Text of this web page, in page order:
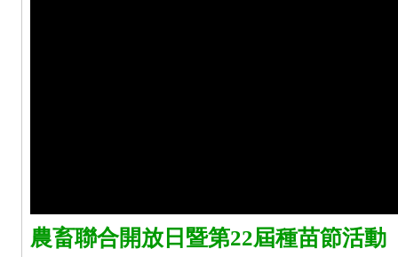
農畜聯合開放日暨第22屆種苗節活